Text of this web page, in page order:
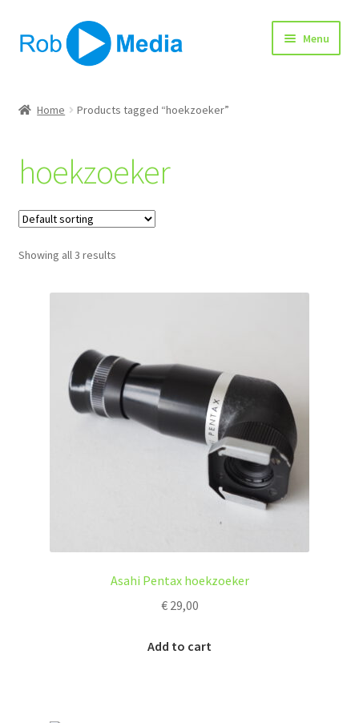
door
naar
Menu
Winkel
Afrekenen
Home Products tagged “hoekzoeker”
hoekzoeker
Showing all 3 results
Asahi Pentax hoekzoeker
€29,00
Add to cart